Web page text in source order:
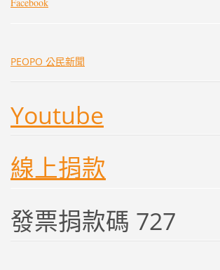
PEOPO 公民新聞
Youtube
線上捐款
發票捐款碼 727